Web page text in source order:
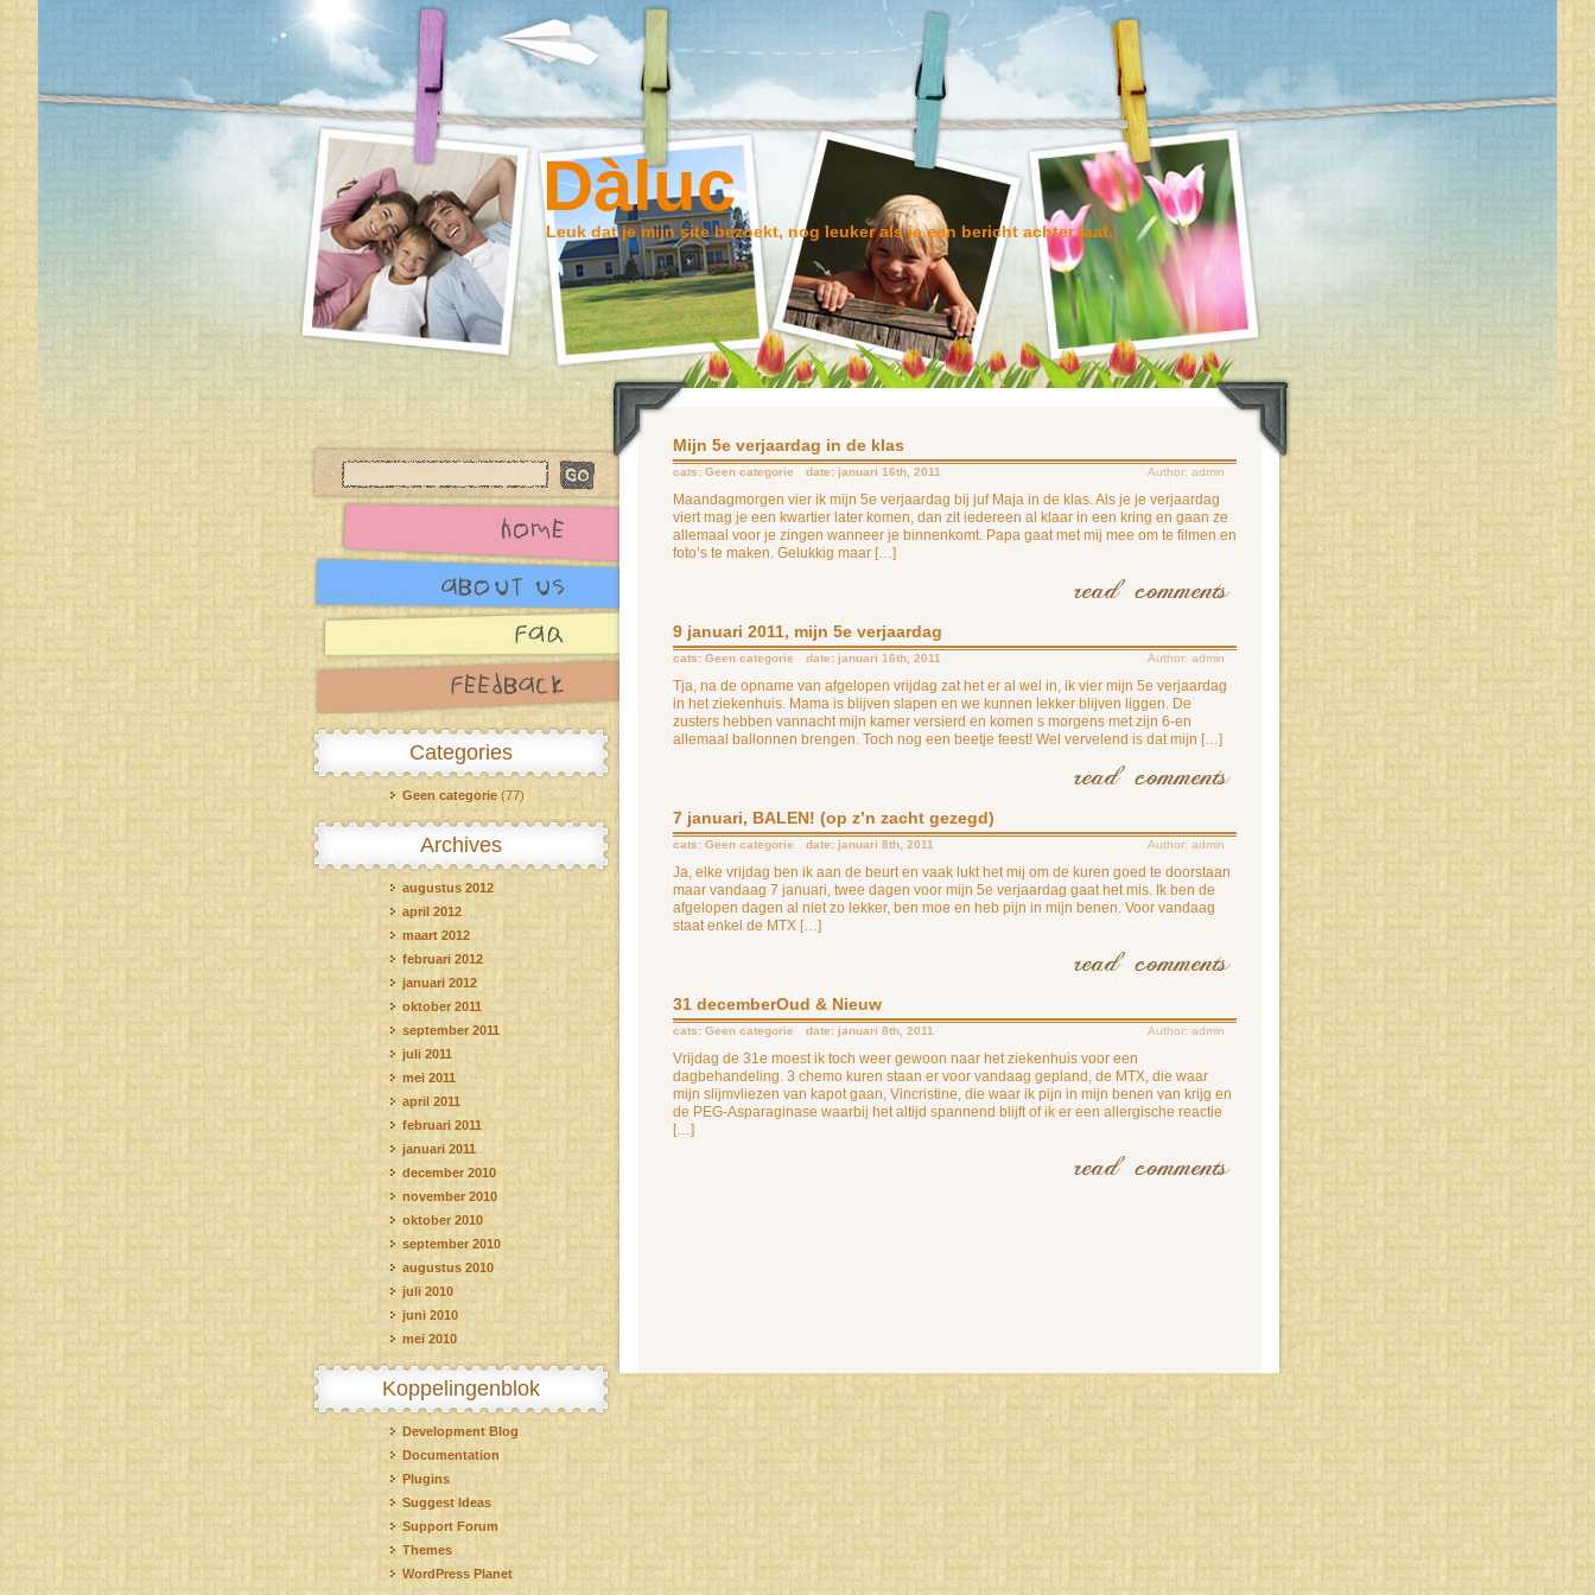
Dàluc
Leuk dat je mijn site bezoekt, nog leuker als je een bericht achter laat.
Categories
Geen categorie(77)
Archives
augustus 2012
april 2012
maart 2012
februari 2012
januari 2012
oktober 2011
september 2011
juli 2011
mei 2011
april 2011
februari 2011
januari 2011
december 2010
november 2010
oktober 2010
september 2010
augustus 2010
juli 2010
juni 2010
mei 2010
Koppelingenblok
Development Blog
Documentation
Plugins
Suggest Ideas
Support Forum
Themes
WordPress Planet
Mijn 5e verjaardag in de klas
cats: Geen categorie date: januari 16th, 2011 Author: admin
Maandagmorgen vier ik mijn 5e verjaardag bij juf Maja in de klas. Als je je verjaardag
viert mag je een kwartier later komen, dan zit iedereen al klaar in een kring en gaan ze
allemaal voor je zingen wanneer je binnenkomt. Papa gaat met mij mee om te filmen en
foto’s te maken. Gelukkig maar […]
9 januari 2011, mijn 5e verjaardag
cats: Geen categorie date: januari 16th, 2011 Author: admin
Tja, na de opname van afgelopen vrijdag zat het er al wel in, ik vier mijn 5e verjaardag
in het ziekenhuis. Mama is blijven slapen en we kunnen lekker blijven liggen. De
zusters hebben vannacht mijn kamer versierd en komen s morgens met zijn 6-en
allemaal ballonnen brengen. Toch nog een beetje feest! Wel vervelend is dat mijn […]
7 januari, BALEN! (op z’n zacht gezegd)
cats: Geen categorie date: januari 8th, 2011 Author: admin
Ja, elke vrijdag ben ik aan de beurt en vaak lukt het mij om de kuren goed te doorstaan
maar vandaag 7 januari, twee dagen voor mijn 5e verjaardag gaat het mis. Ik ben de
afgelopen dagen al niet zo lekker, ben moe en heb pijn in mijn benen. Voor vandaag
staat enkel de MTX […]
31 decemberOud & Nieuw
cats: Geen categorie date: januari 8th, 2011 Author: admin
Vrijdag de 31e moest ik toch weer gewoon naar het ziekenhuis voor een
dagbehandeling. 3 chemo kuren staan er voor vandaag gepland, de MTX, die waar
mijn slijmvliezen van kapot gaan, Vincristine, die waar ik pijn in mijn benen van krijg en
de PEG-Asparaginase waarbij het altijd spannend blijft of ik er een allergische reactie
[…]